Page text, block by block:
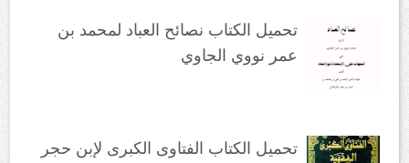
تحميل الكتاب نصائح العباد لمحمد بن
عمر نووي الجاوي
تحميل الكتاب الفتاوى الكبرى لإبن حجر